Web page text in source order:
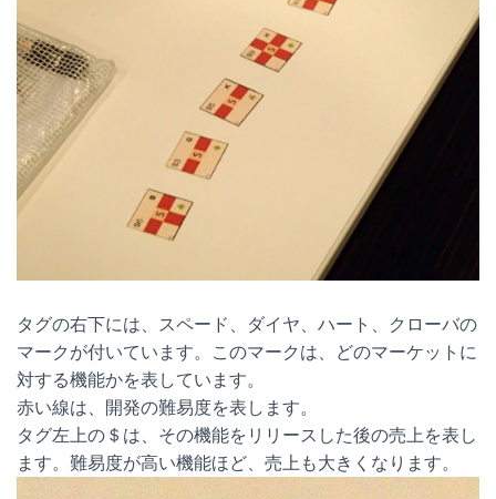
タグの右下には、スペード、ダイヤ、ハート、クローバの
マークが付いています。このマークは、どのマーケットに
対する機能かを表しています。
赤い線は、開発の難易度を表します。
タグ左上の＄は、その機能をリリースした後の売上を表し
ます。難易度が高い機能ほど、売上も大きくなります。